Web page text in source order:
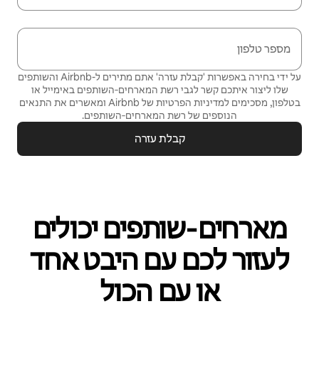
מספר טלפון
על ידי בחירה באפשרות 'קבלת עזרה' אתם מתירים ל-Airbnb והשותפים
שלו ליצור איתכם קשר לגבי רשת המארחים‑השותפים באימייל או
בטלפון, מסכימים למדיניות הפרטיות של Airbnb ומאשרים את
התנאים
הנוספים של רשת המארחים‑השותפים.
קבלת עזרה
מארחים‑שותפים יכולים
לעזור לכם עם היבט אחד
או עם הכול